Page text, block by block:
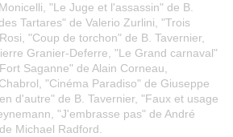
"Le Juge et l'assassin" de B.
Tartares" de Valerio Zurlini, "Trois
"Coup de torchon" de B. Tavernier,
Granier-Deferre, "Le Grand carnaval"
Saganne" de Alain Corneau,
"Cinéma Paradiso" de Giuseppe
d'autre" de B. Tavernier, "Faux et usage
"J'embrasse pas" de André
Michael Radford.